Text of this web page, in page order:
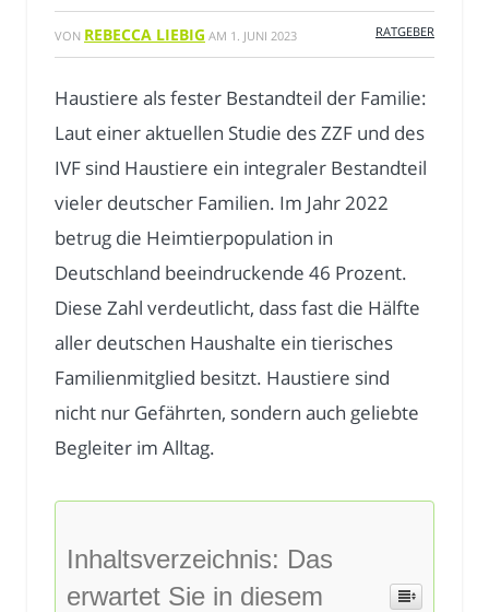
VON REBECCA LIEBIG AM 1. JUNI 2023 RATGEBER
Haustiere als fester Bestandteil der Familie:
Laut einer aktuellen Studie des ZZF und des
IVF sind Haustiere ein integraler Bestandteil
vieler deutscher Familien. Im Jahr 2022
betrug die Heimtierpopulation in
Deutschland beeindruckende 46 Prozent.
Diese Zahl verdeutlicht, dass fast die Hälfte
aller deutschen Haushalte ein tierisches
Familienmitglied besitzt. Haustiere sind
nicht nur Gefährten, sondern auch geliebte
Begleiter im Alltag.
Inhaltsverzeichnis: Das
erwartet Sie in diesem